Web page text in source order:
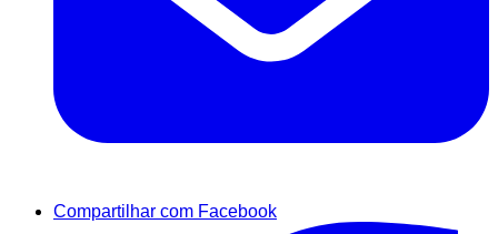
Compartilhar com Facebook